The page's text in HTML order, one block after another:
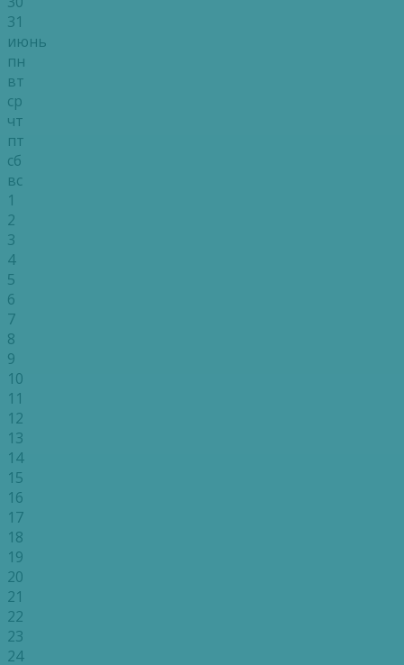
31
июнь
пн
вт
ср
чт
пт
сб
вс
1
2
3
4
5
6
7
8
9
10
11
12
13
14
15
16
17
18
19
20
21
22
23
24